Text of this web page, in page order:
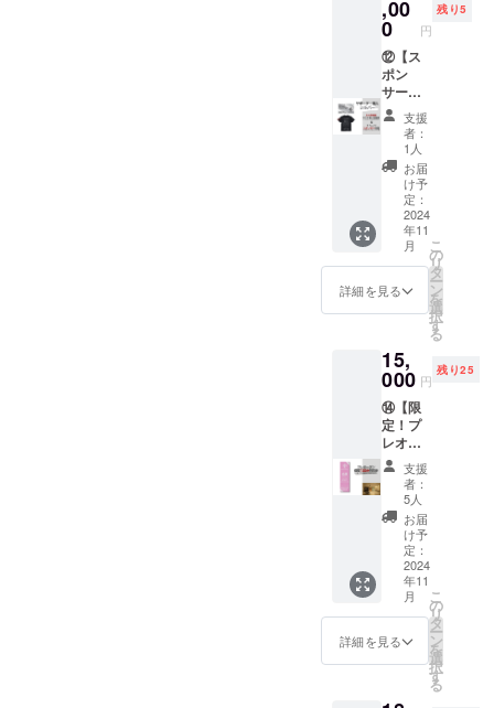
き4名様
まで利
用可能
・現金
への交
換不可
・紛失
の際は
再発行
不可
【パブ
リック
120分利
用券】
※ご本人
以外の
方も利
用可。
ント利
用もオ
スス
メ！
「利用
可能時
間」 ・
OPEN
CLOSE
（120
分）
「サー
ビス内
容」 ・
チケッ
トと引
ンド
オープ
ンから1
年間
「予約
方法」
・個室
予約シ
ステム
より事
前予約
が必要
です。
「注意
事項」
・パブ
リック
は使用
本券１
枚につ
き４名
様まで
利用可
能 ・現
金への
交換不
可 ・紛
失の際
は再発
行不可
【パブ
リック
120分利
用券】
※ご本人
「利用
可能時
間」 ・
OPEN
～
CLOSE
（120
分）
「サー
ビス内
容」 ・
チケッ
トと引
き換え
で個室
をご利
用でき
ます。
期限」
・グラ
ンド
オープ
ンから1
年間
「予約
方法」
・個室
予約シ
ステム
より事
前予約
が必要
です。
「注意
事項」
連絡方
法：詳
細は
メール
にてご
連絡い
たしま
す。
【パブ
リック1
年間使
い放
題】
「利用
可能時
間」 ・
OPEN
～
「サー
ビス内
容」 ・
チケッ
ト及び
身分証
を提示
してい
ただ
き、パ
ブリッ
クをご
利用で
きま
す。
「有効
期限」
オープ
ンから1
年間掲
載 ・掲
載方
法：個
人名を
ローマ
字で掲
載※白字
のみの
一色と
なりま
す。
日本太
郎の場
TARO.N
IHON ・
連絡方
法：詳
細は
メール
にてご
連絡い
たしま
す。
【パブ
リック
6ヶ月使
い放
題】
「利用
可能時
,00
0 円
残り5
⑫【ス
ポン
サー特
典】
1.Tシャ
ツ背面
掲載（1
年間）
2.パ
ブリッ
ク3ヶ月
使い放
題 【T
シャツ
背面掲
載】 ・
間：グ
ランド
オープ
ンから1
年間掲
載 ・掲
載方
法：個
人名を
ローマ
字で掲
載※白字
のみの
一色と
なりま
す。
支援
者：
1人
お届
け予
定：
2024
年11
月
詳細を見る
こ
の
リ
タ
ー
ン
を
選
択
す
る
15,
000 円
残り25
⑭【限
定！プ
レオー
プン個
室100分
利用
券】 ※
ご本人
以外の
方も利
用可能
な為、
プレゼ
ント利
用もオ
スス
支援
者：
5人
お届
け予
定：
2024
年11
月
詳細を見る
こ
の
リ
タ
ー
ン
を
選
択
す
る